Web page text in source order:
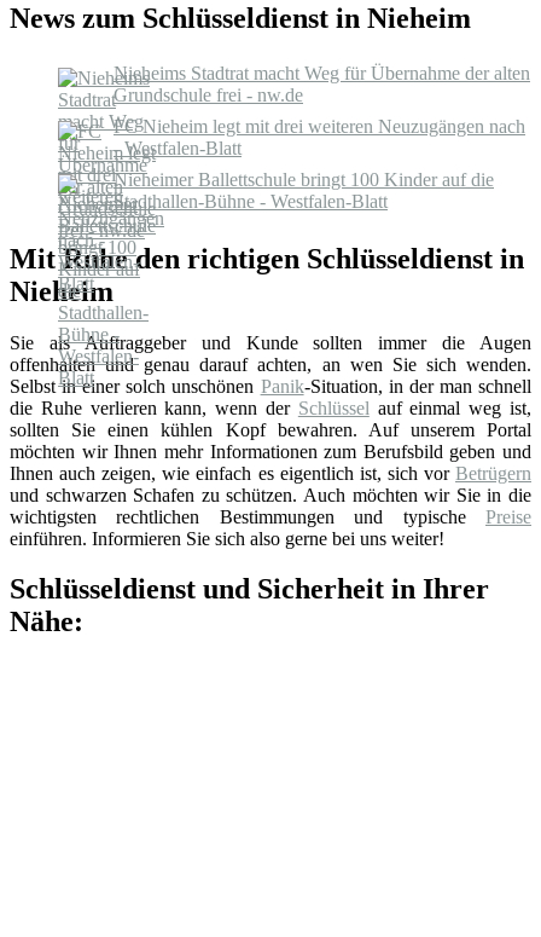
News zum Schlüsseldienst in Nieheim
Nieheims Stadtrat macht Weg für Übernahme der alten
Grundschule frei - nw.de
FC Nieheim legt mit drei weiteren Neuzugängen nach
- Westfalen-Blatt
Nieheimer Ballettschule bringt 100 Kinder auf die
Stadthallen-Bühne - Westfalen-Blatt
Mit Ruhe den richtigen Schlüsseldienst in
Nieheim
Sie als Auftraggeber und Kunde sollten immer die Augen
offenhalten und genau darauf achten, an wen Sie sich wenden.
Selbst in einer solch unschönen Panik-Situation, in der man schnell
die Ruhe verlieren kann, wenn der Schlüssel auf einmal weg ist,
sollten Sie einen kühlen Kopf bewahren. Auf unserem Portal
möchten wir Ihnen mehr Informationen zum Berufsbild geben und
Ihnen auch zeigen, wie einfach es eigentlich ist, sich vor Betrügern
und schwarzen Schafen zu schützen. Auch möchten wir Sie in die
wichtigsten rechtlichen Bestimmungen und typische Preise
einführen. Informieren Sie sich also gerne bei uns weiter!
Schlüsseldienst und Sicherheit in Ihrer
Nähe: